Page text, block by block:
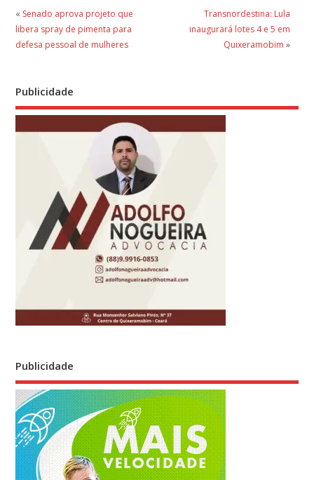
« Senado aprova projeto que
libera spray de pimenta para
defesa pessoal de mulheres
Transnordestina: Lula
inaugurará lotes 4 e 5 em
Quixeramobim »
Publicidade
Publicidade